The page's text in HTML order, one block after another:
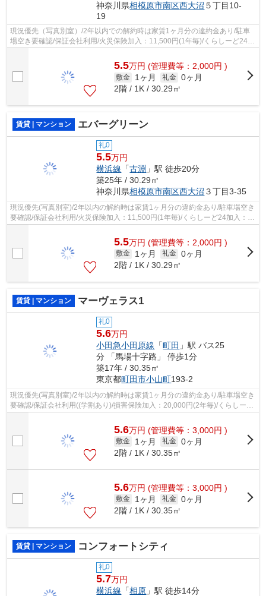
神奈川県相模原市南区西大沼 ５丁目10-
19
現況優先（写真別室）/2年以内での解約時は家賃1ヶ月分の違約金あり/駐車
場空き要確認/保証会社利用/火災保険加入：11,500円(1年毎)/くらしーど24加
5.5万円 (管理費等：2,000円 )
敷金 1ヶ月 礼金 0ヶ月
2階 / 1K / 30.29㎡
賃貸 | マンション エバーグリーン
礼0
5.5万円
横浜線 「古淵 」駅 徒歩20分
築25年 / 30.29㎡
神奈川県相模原市南区西大沼 ３丁目3-35
現況優先(写真別室)/2年以内の解約時は家賃1ヶ月分の違約金あり/駐車場空き
要確認/保証会社利用/火災保険加入：11,500円(1年毎)/くらしーど24加入：
5.5万円 (管理費等：2,000円 )
敷金 1ヶ月 礼金 0ヶ月
2階 / 1K / 30.29㎡
賃貸 | マンション マーヴェラス1
礼0
5.6万円
小田急小田原線 「町田 」駅 バス25
分 「馬場十字路」 停歩1分
築17年 / 30.35㎡
東京都町田市小山町193-2
現況優先(写真別室)/2年以内の解約時は家賃1ヶ月分の違約金あり/駐車場空き
要確認/保証会社利用((学割あり)/損害保険加入：20,000円(2年毎)/くらしーど
5.6万円 (管理費等：3,000円 )
敷金 1ヶ月 礼金 0ヶ月
2階 / 1K / 30.35㎡
5.6万円 (管理費等：3,000円 )
敷金 1ヶ月 礼金 0ヶ月
2階 / 1K / 30.35㎡
賃貸 | マンション コンフォートシティ
礼0
5.7万円
横浜線 「相原 」駅 徒歩14分